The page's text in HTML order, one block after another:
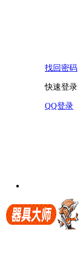
找回密码
快速登录
QQ登录